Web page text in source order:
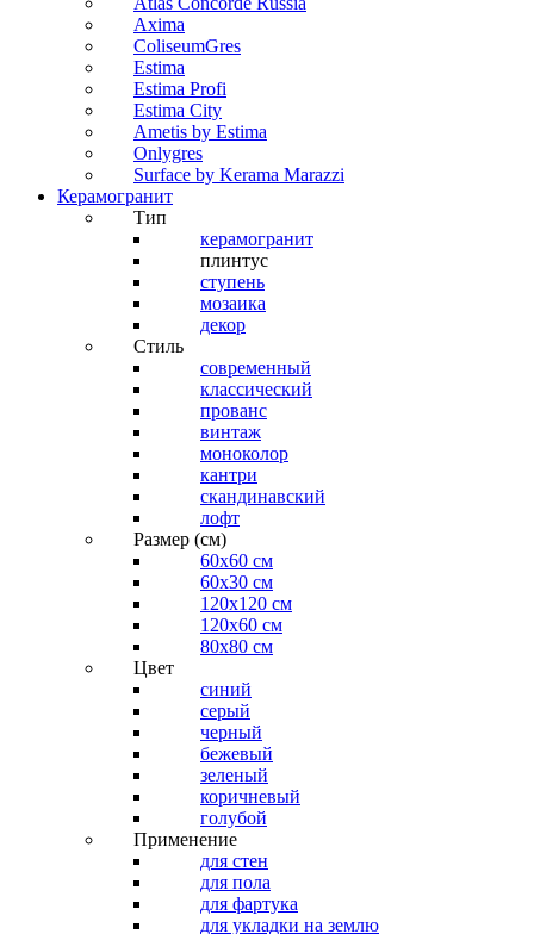
Axima
ColiseumGres
Estima
Estima Profi
Estima City
Ametis by Estima
Onlygres
Surface by Kerama Marazzi
Керамогранит
Тип
керамогранит
плинтус
ступень
мозаика
декор
Стиль
современный
классический
прованс
винтаж
моноколор
кантри
скандинавский
лофт
Размер (см)
60х60 см
60x30 см
120x120 см
120x60 см
80x80 см
Цвет
синий
серый
черный
бежевый
зеленый
коричневый
голубой
Применение
для стен
для пола
для фартука
для укладки на землю